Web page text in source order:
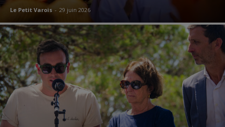
Le Petit Varois - 29 juin 2026